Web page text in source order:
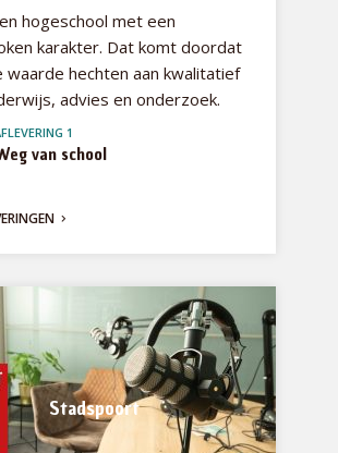
hogeschool met een
karakter. Dat komt doordat
hechten aan kwalitatief
advies en onderzoek.
1
van school
Stadspoort